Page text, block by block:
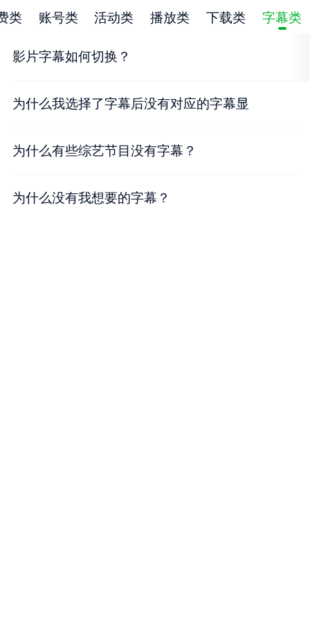
类 账号类 活动类 播放类 下载类 字幕类
影片字幕如何切换？
为什么我选择了字幕后没有对应的字幕显
示？
为什么有些综艺节目没有字幕？
为什么没有我想要的字幕？